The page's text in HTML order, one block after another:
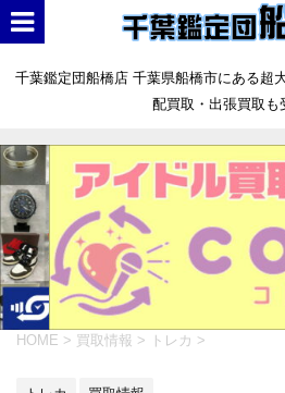
千葉鑑定団船橋店 千葉県船橋市にある
配買取・出張買取も
HOME > 買取情報 > トレカ >